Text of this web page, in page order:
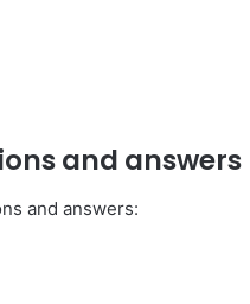
and answers
and answers: